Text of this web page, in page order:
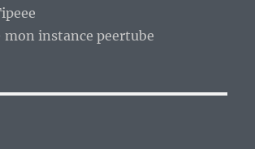
mon instance peertube